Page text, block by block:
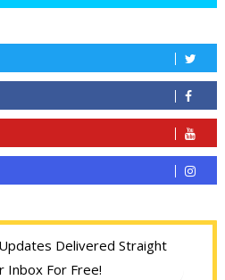
Delivered Straight
Inbox For Free!